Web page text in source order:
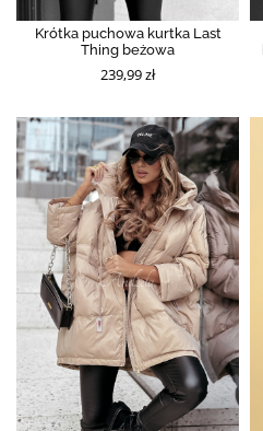
Krótka puchowa kurtka Last
Thing beżowa
239,99 zł